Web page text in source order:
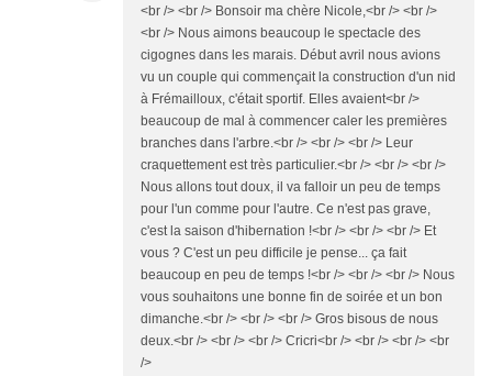
<br /> <br /> Bonsoir ma chère Nicole,<br /> <br />
<br /> Nous aimons beaucoup le spectacle des
cigognes dans les marais. Début avril nous avions
vu un couple qui commençait la construction d'un nid
à Frémailloux, c'était sportif. Elles avaient<br />
beaucoup de mal à commencer caler les premières
branches dans l'arbre.<br /> <br /> <br /> Leur
craquettement est très particulier.<br /> <br /> <br />
Nous allons tout doux, il va falloir un peu de temps
pour l'un comme pour l'autre. Ce n'est pas grave,
c'est la saison d'hibernation !<br /> <br /> <br /> Et
vous ? C'est un peu difficile je pense... ça fait
beaucoup en peu de temps !<br /> <br /> <br /> Nous
vous souhaitons une bonne fin de soirée et un bon
dimanche.<br /> <br /> <br /> Gros bisous de nous
deux.<br /> <br /> <br /> Cricri<br /> <br /> <br /> <br
/>